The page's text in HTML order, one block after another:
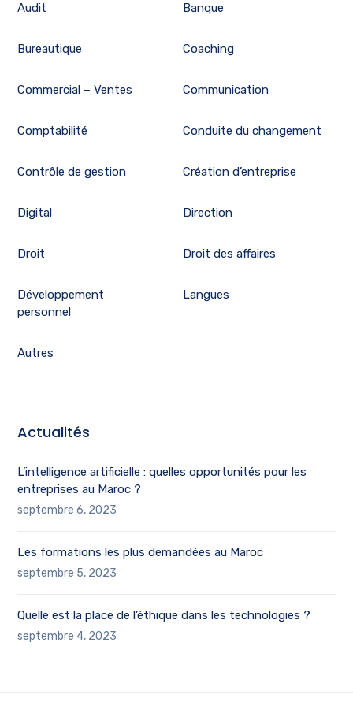
Audit Banque
Bureautique Coaching
Commercial – Ventes Communication
Comptabilité Conduite du changement
Contrôle de gestion Création d’entreprise
Digital Direction
Droit Droit des affaires
Développement
personnel
Langues
Autres
Actualités
L’intelligence artificielle : quelles opportunités pour les
entreprises au Maroc ?
septembre 6, 2023
Les formations les plus demandées au Maroc
septembre 5, 2023
Quelle est la place de l’éthique dans les technologies ?
septembre 4, 2023